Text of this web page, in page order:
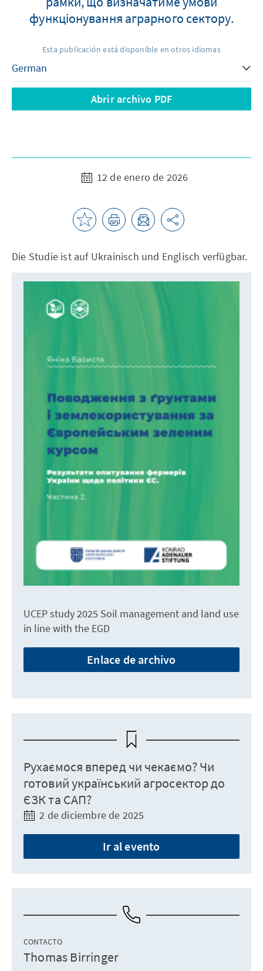
функціонування аграрного сектору.
Esta publicación está disponible en otros idiomas
Abrir archivo PDF
12 de enero de 2026
Die Studie ist auf Ukrainisch und Englisch verfügbar.
UCEP study 2025 Soil management and land use
in line with the EGD
Enlace de archivo
Рухаємося вперед чи чекаємо? Чи
готовий український агросектор до
ЄЗК та САП?
2 de diciembre de 2025
Ir al evento
CONTACTO
Thomas Birringer